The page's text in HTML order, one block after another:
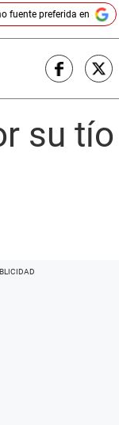
fuente preferida en
su tío